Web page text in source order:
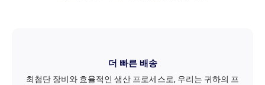
더 빠른 배송
최첨단 장비와 효율적인 생산 프로세스로, 우리는 귀하의 프